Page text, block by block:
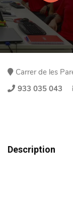
Carrer de les
933 035 043
Description